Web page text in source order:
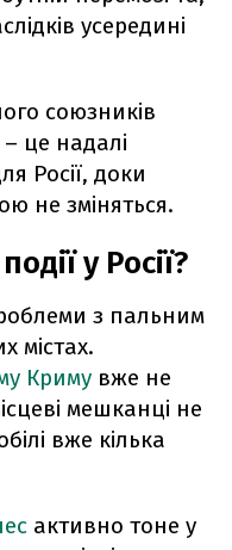
усередині
союзників
це надалі
Росії, доки
не зміняться.
у Росії?
з пальним
містах.
Криму вже не
мешканці не
вже кілька
активно тоне у